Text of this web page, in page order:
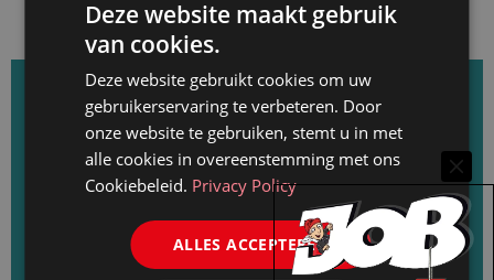
Het belangrijkste nieuws wekelijks in uw inbox?
Abonneer u op de Mr. nieuwsbrief: elke
dinsdag rond de lunch een update van het
nieuws van de afgelopen week, de laatste
loopbaanwijzigingen en de recentste
Deze website maakt gebruik
van cookies.
Deze website gebruikt cookies om uw
gebruikerservaring te verbeteren. Door
onze website te gebruiken, stemt u in met
alle cookies in overeenstemming met ons
Cookiebeleid. Privacy Policy
ALLES ACCEPTEREN